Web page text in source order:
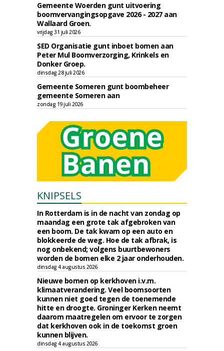
Gemeente Woerden gunt uitvoering
boomvervangingsopgave 2026 - 2027 aan
Wallaard Groen.
vrijdag 31 juli 2026
SED Organisatie gunt inboet bomen aan
Peter Mul Boomverzorging, Krinkels en
Donker Groep.
dinsdag 28 juli 2026
Gemeente Someren gunt boombeheer
gemeente Someren aan
zondag 19 juli 2026
KNIPSELS
In Rotterdam is in de nacht van zondag op
maandag een grote tak afgebroken van
een boom. De tak kwam op een auto en
blokkeerde de weg. Hoe de tak afbrak, is
nog onbekend; volgens buurtbewoners
worden de bomen elke 2 jaar onderhouden.
dinsdag 4 augustus 2026
Nieuwe bomen op kerkhoven i.v.m.
klimaatverandering. Veel boomsoorten
kunnen niet goed tegen de toenemende
hitte en droogte. Groninger Kerken neemt
daarom maatregelen om ervoor te zorgen
dat kerkhoven ook in de toekomst groen
kunnen blijven.
dinsdag 4 augustus 2026